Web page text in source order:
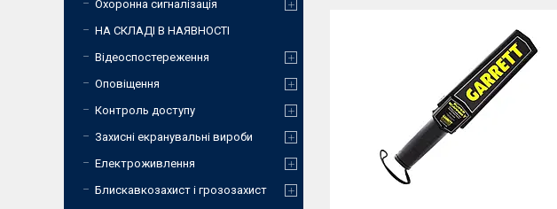
Охоронна сигналізація
НА СКЛАДІ В НАЯВНОСТІ
Відеоспостереження
Оповіщення
Контроль доступу
Захисні екранувальні вироби
Електроживлення
Блискавкозахист і грозозахист